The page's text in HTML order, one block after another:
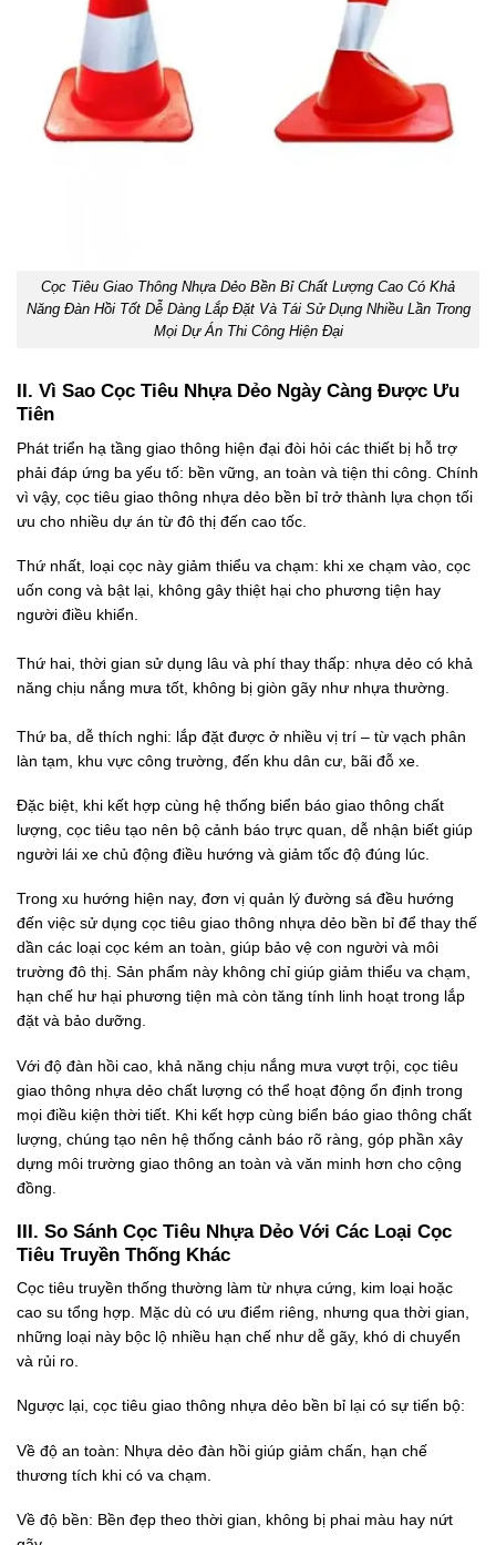
Cọc Tiêu Giao Thông Nhựa Dẻo Bền Bỉ Chất Lượng Cao Có Khả
Năng Đàn Hồi Tốt Dễ Dàng Lắp Đặt Và Tái Sử Dụng Nhiều Lần Trong
Mọi Dự Án Thi Công Hiện Đại
II. Vì Sao Cọc Tiêu Nhựa Dẻo Ngày Càng Được Ưu
Tiên
Phát triển hạ tầng giao thông hiện đại đòi hỏi các thiết bị hỗ trợ
phải đáp ứng ba yếu tố: bền vững, an toàn và tiện thi công. Chính
vì vậy, cọc tiêu giao thông nhựa dẻo bền bỉ trở thành lựa chọn tối
ưu cho nhiều dự án từ đô thị đến cao tốc.
Thứ nhất, loại cọc này giảm thiểu va chạm: khi xe chạm vào, cọc
uốn cong và bật lại, không gây thiệt hại cho phương tiện hay
người điều khiển.
Thứ hai, thời gian sử dụng lâu và phí thay thấp: nhựa dẻo có khả
năng chịu nắng mưa tốt, không bị giòn gãy như nhựa thường.
Thứ ba, dễ thích nghi: lắp đặt được ở nhiều vị trí – từ vạch phân
làn tạm, khu vực công trường, đến khu dân cư, bãi đỗ xe.
Đặc biệt, khi kết hợp cùng hệ thống biển báo giao thông chất
lượng, cọc tiêu tạo nên bộ cảnh báo trực quan, dễ nhận biết giúp
người lái xe chủ động điều hướng và giảm tốc độ đúng lúc.
Trong xu hướng hiện nay, đơn vị quản lý đường sá đều hướng
đến việc sử dụng cọc tiêu giao thông nhựa dẻo bền bỉ để thay thế
dần các loại cọc kém an toàn, giúp bảo vệ con người và môi
trường đô thị. Sản phẩm này không chỉ giúp giảm thiểu va chạm,
hạn chế hư hại phương tiện mà còn tăng tính linh hoạt trong lắp
đặt và bảo dưỡng.
Với độ đàn hồi cao, khả năng chịu nắng mưa vượt trội, cọc tiêu
giao thông nhựa dẻo chất lượng có thể hoạt động ổn định trong
mọi điều kiện thời tiết. Khi kết hợp cùng biển báo giao thông chất
lượng, chúng tạo nên hệ thống cảnh báo rõ ràng, góp phần xây
dựng môi trường giao thông an toàn và văn minh hơn cho cộng
đồng.
III. So Sánh Cọc Tiêu Nhựa Dẻo Với Các Loại Cọc
Tiêu Truyền Thống Khác
Cọc tiêu truyền thống thường làm từ nhựa cứng, kim loại hoặc
cao su tổng hợp. Mặc dù có ưu điểm riêng, nhưng qua thời gian,
những loại này bộc lộ nhiều hạn chế như dễ gãy, khó di chuyển
và rủi ro.
Ngược lại, cọc tiêu giao thông nhựa dẻo bền bỉ lại có sự tiến bộ:
Về độ an toàn: Nhựa dẻo đàn hồi giúp giảm chấn, hạn chế
thương tích khi có va chạm.
Về độ bền: Bền đẹp theo thời gian, không bị phai màu hay nứt